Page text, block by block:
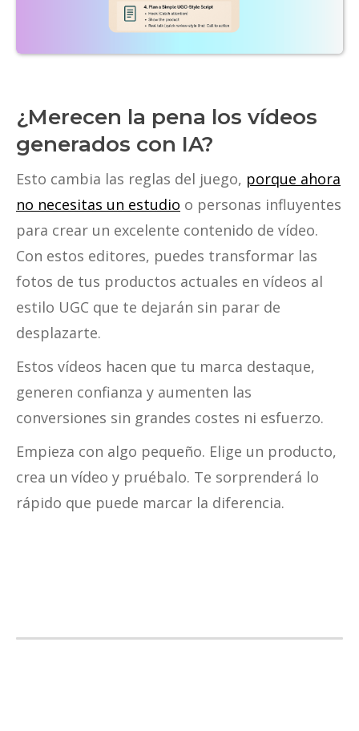
¿Merecen la pena los vídeos
generados con IA?
Esto cambia las reglas del juego, porque ahora
no necesitas un estudio o personas influyentes
para crear un excelente contenido de vídeo.
Con estos editores, puedes transformar las
fotos de tus productos actuales en vídeos al
estilo UGC que te dejarán sin parar de
desplazarte.
Estos vídeos hacen que tu marca destaque,
generen confianza y aumenten las
conversiones sin grandes costes ni esfuerzo.
Empieza con algo pequeño. Elige un producto,
crea un vídeo y pruébalo. Te sorprenderá lo
rápido que puede marcar la diferencia.